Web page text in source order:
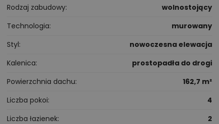
Rodzaj zabudowy
wolnostojący
Technologia
murowany
Styl
nowoczesna elewacja
Kalenica
prostopadła do drogi
Powierzchnia dachu
162,7 m²
Liczba pokoi
4
Liczba łazienek
2